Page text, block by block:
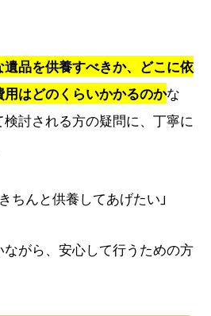
遺品を供養すべきか、どこに依
はどのくらいかかるのかな
討される方の疑問に、丁寧に
ちんと供養してあげたい」
がら、安心して行うための方